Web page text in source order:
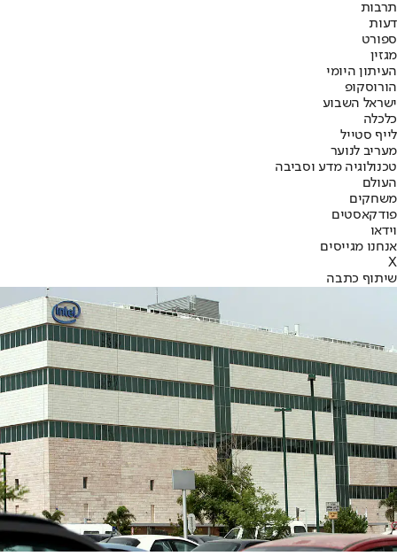
תרבות
דעות
ספורט
מגזין
העיתון היומי
הורוסקופ
ישראל השבוע
כלכלה
לייף סטייל
מעריב לנוער
טכנולוגיה מדע וסביבה
העולם
משחקים
פודקאסטים
וידאו
אנחנו מגייסים
X
שיתוף כתבה